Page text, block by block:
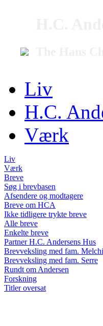
Liv
H.C.
Værk
Liv
Værk
Breve
Søg i brevbasen
Afsendere og modtagere
Breve om HCA
Ikke tidligere trykte breve
Alle breve
Enkelte breve
Partner H.C. Andersens Hus
Brevveksling med fam.
Brevveksling med fam. Serre
Rundt om Andersen
Forskning
Titler oversat